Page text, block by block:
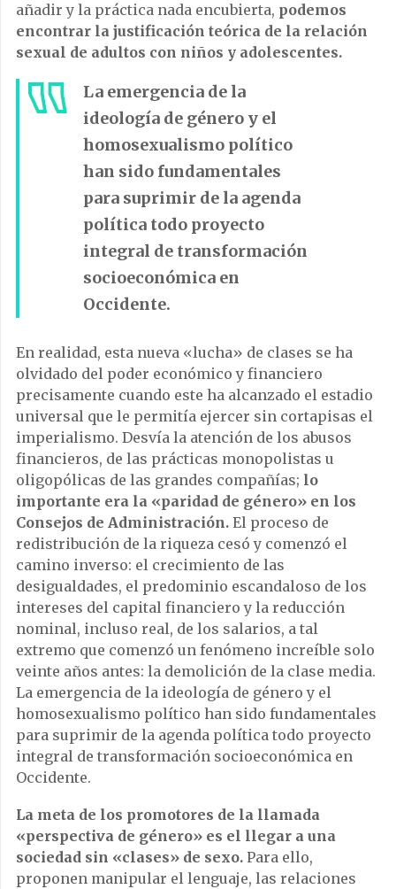
añadir y la práctica nada encubierta, podemos
encontrar la justificación teórica de la relación
sexual de adultos con niños y adolescentes.
La emergencia de la
ideología de género y el
homosexualismo político
han sido fundamentales
para suprimir de la agenda
política todo proyecto
integral de transformación
socioeconómica en
Occidente.
En realidad, esta nueva «lucha» de clases se ha
olvidado del poder económico y financiero
precisamente cuando este ha alcanzado el estadio
universal que le permitía ejercer sin cortapisas el
imperialismo. Desvía la atención de los abusos
financieros, de las prácticas monopolistas u
oligopólicas de las grandes compañías; lo
importante era la «paridad de género» en los
Consejos de Administración. El proceso de
redistribución de la riqueza cesó y comenzó el
camino inverso: el crecimiento de las
desigualdades, el predominio escandaloso de los
intereses del capital financiero y la reducción
nominal, incluso real, de los salarios, a tal
extremo que comenzó un fenómeno increíble solo
veinte años antes: la demolición de la clase media.
La emergencia de la ideología de género y el
homosexualismo político han sido fundamentales
para suprimir de la agenda política todo proyecto
integral de transformación socioeconómica en
Occidente.
La meta de los promotores de la llamada
«perspectiva de género» es el llegar a una
sociedad sin «clases» de sexo. Para ello,
proponen manipular el lenguaje, las relaciones